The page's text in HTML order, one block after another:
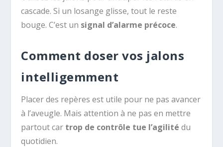
cascade. Si un losange glisse, tout le reste
bouge. C’est un signal d’alarme précoce.
Comment doser vos jalons
intelligemment
Placer des repères est utile pour ne pas avancer
à l’aveugle. Mais attention à ne pas en mettre
partout car trop de contrôle tue l’agilité du
quotidien.